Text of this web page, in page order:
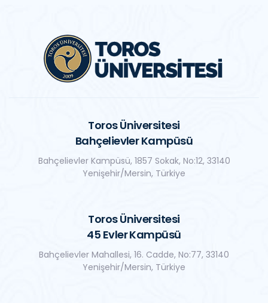
Toros Üniversitesi
Bahçelievler Kampüsü
Bahçelievler Kampüsü, 1857 Sokak, No:12, 33140
Yenişehir/Mersin, Türkiye
Toros Üniversitesi
45 Evler Kampüsü
Bahçelievler Mahallesi, 16. Cadde, No:77, 33140
Yenişehir/Mersin, Türkiye